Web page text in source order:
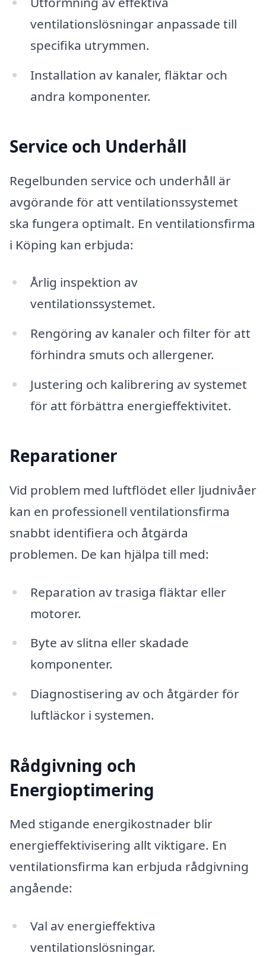
ventilationslösningar anpassade till
specifika utrymmen.
Installation av kanaler, fläktar och
andra komponenter.
Service och Underhåll
Regelbunden service och underhåll är
avgörande för att ventilationssystemet
ska fungera optimalt. En ventilationsfirma
i Köping kan erbjuda:
Årlig inspektion av
ventilationssystemet.
Rengöring av kanaler och filter för att
förhindra smuts och allergener.
Justering och kalibrering av systemet
för att förbättra energieffektivitet.
Reparationer
Vid problem med luftflödet eller ljudnivåer
kan en professionell ventilationsfirma
snabbt identifiera och åtgärda
problemen. De kan hjälpa till med:
Reparation av trasiga fläktar eller
motorer.
Byte av slitna eller skadade
komponenter.
Diagnostisering av och åtgärder för
luftläckor i systemen.
Rådgivning och
Energioptimering
Med stigande energikostnader blir
energieffektivisering allt viktigare. En
ventilationsfirma kan erbjuda rådgivning
angående:
Val av energieffektiva
ventilationslösningar.